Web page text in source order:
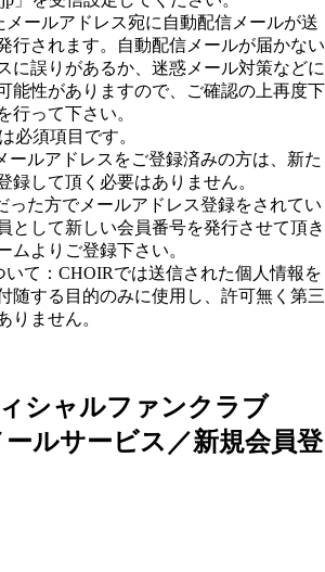
ールアドレス宛に自動配信メールが送
行されます。自動配信メールが届かない
に誤りがあるか、迷惑メール対策などに
能性がありますので、ご確認の上再度下
行って下さい。
必須項目です。
ールアドレスをご登録済みの方は、新た
録して頂く必要はありません。
った方でメールアドレス登録をされてい
として新しい会員番号を発行させて頂き
ムよりご登録下さい。
て：CHOIRでは送信された個人情報を
随する目的のみに使用し、許可無く第三
りません。
シャルファンクラブ
ールサービス／新規会員登